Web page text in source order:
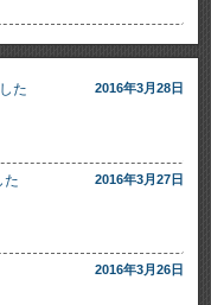
た 2016年3月28日
た 2016年3月27日
2016年3月26日